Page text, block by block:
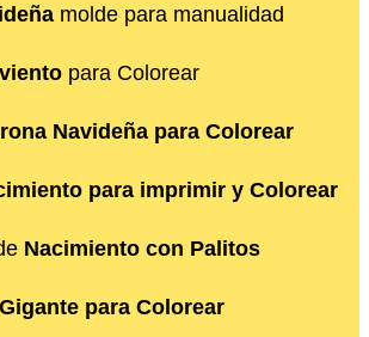
molde para manualidad
para Colorear
Navideña para Colorear
para imprimir y Colorear
Nacimiento con Palitos
para Colorear